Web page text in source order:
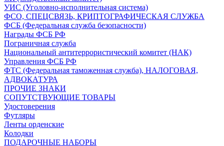
УИС (Уголовно-исполнительная система)
ФСО, СПЕЦСВЯЗЬ, КРИПТОГРАФИЧЕСКАЯ СЛУЖБА
ФСБ (Федеральная служба безопасности)
Награды ФСБ РФ
Пограничная служба
Национальный антитеррористический комитет (НАК)
Управления ФСБ РФ
ФТС (Федеральная таможенная служба), НАЛОГОВАЯ,
АДВОКАТУРА
ПРОЧИЕ ЗНАКИ
СОПУТСТВУЮЩИЕ ТОВАРЫ
Удостоверения
Футляры
Ленты орденские
Колодки
ПОДАРОЧНЫЕ НАБОРЫ